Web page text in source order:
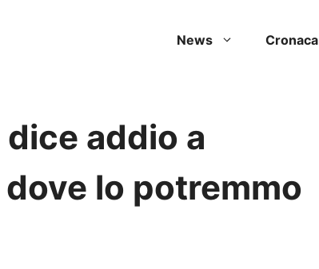
News Cronaca
addio a
lo potremmo